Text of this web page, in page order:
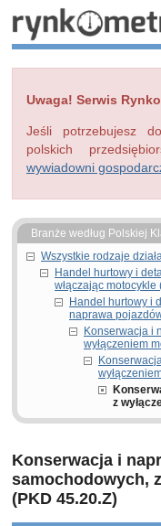
Uwaga! Serwis
Jeśli potrzebujesz
polskich
wywiadowni
Branże według Polskiej
Wszystkie rodzaje
Handel hurtowy i
włączając motocykle
Handel hurtowy i
naprawa
Konserwacja i
wyłączeniem
z
Konserwacja i
samochodowych,
(PKD 45.20.Z)